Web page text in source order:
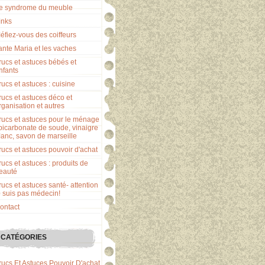
syndrome du meuble
vous des coiffeurs
Maria et les vaches
et astuces bébés et
et astuces : cuisine
et astuces déco et
et autres
et astuces pour le ménage
de soude, vinaigre
savon de marseille
et astuces pouvoir d'achat
et astuces : produits de
et astuces santé- attention
suis pas médecin!
CATÉGORIES
Et Astuces Pouvoir D'achat